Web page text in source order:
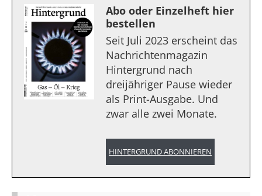
Abo oder Einzelheft hier
bestellen
Seit Juli 2023 erscheint das
Nachrichtenmagazin
Hintergrund nach
dreijähriger Pause wieder
als Print-Ausgabe. Und
zwar alle zwei Monate.
HINTERGRUND ABONNIEREN